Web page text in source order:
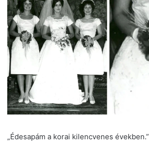
„Édesapám a korai kilencvenes években.”